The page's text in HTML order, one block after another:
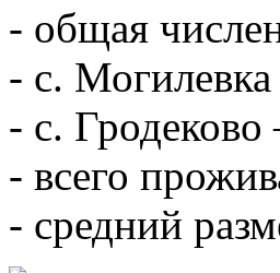
- общая
- с.
- с.
- всего
- средний